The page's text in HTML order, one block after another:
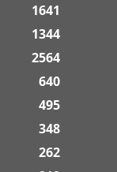
1641
1344
2564
640
495
348
262